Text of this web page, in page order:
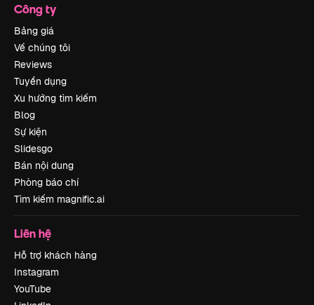
Công ty
Bảng giá
Về chúng tôi
Reviews
Tuyển dụng
Xu hướng tìm kiếm
Blog
Sự kiện
Slidesgo
Bán nội dung
Phòng báo chí
Tìm kiếm magnific.ai
Liên hệ
Hỗ trợ khách hàng
Instagram
YouTube